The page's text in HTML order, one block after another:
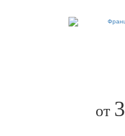
от